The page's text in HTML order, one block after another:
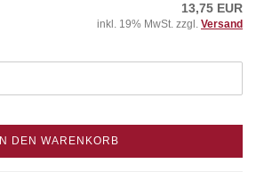
13,75 EUR
inkl. 19% MwSt. zzgl. Versand
IN DEN WARENKORB